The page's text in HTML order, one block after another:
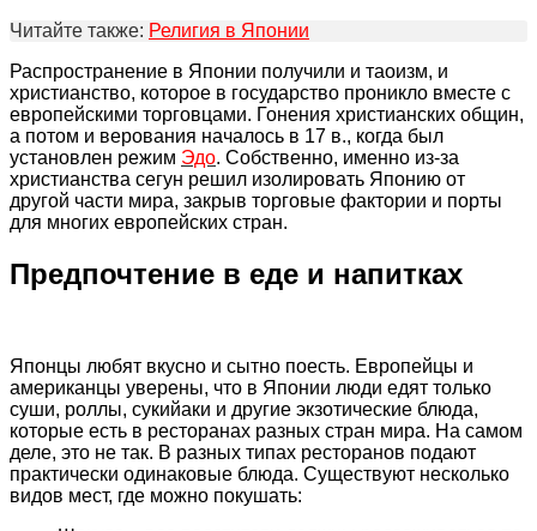
Читайте также: Религия в Японии
Распространение в Японии получили и таоизм, и
христианство, которое в государство проникло вместе с
европейскими торговцами. Гонения христианских общин,
а потом и верования началось в 17 в., когда был
установлен режим Эдо. Собственно, именно из-за
христианства сегун решил изолировать Японию от
другой части мира, закрыв торговые фактории и порты
для многих европейских стран.
Предпочтение в еде и напитках
Японцы любят вкусно и сытно поесть. Европейцы и
американцы уверены, что в Японии люди едят только
суши, роллы, сукийаки и другие экзотические блюда,
которые есть в ресторанах разных стран мира. На самом
деле, это не так. В разных типах ресторанов подают
практически одинаковые блюда. Существуют несколько
видов мест, где можно покушать: